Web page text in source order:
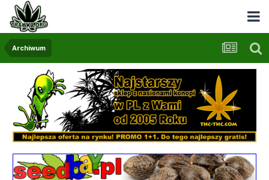
Archiwum